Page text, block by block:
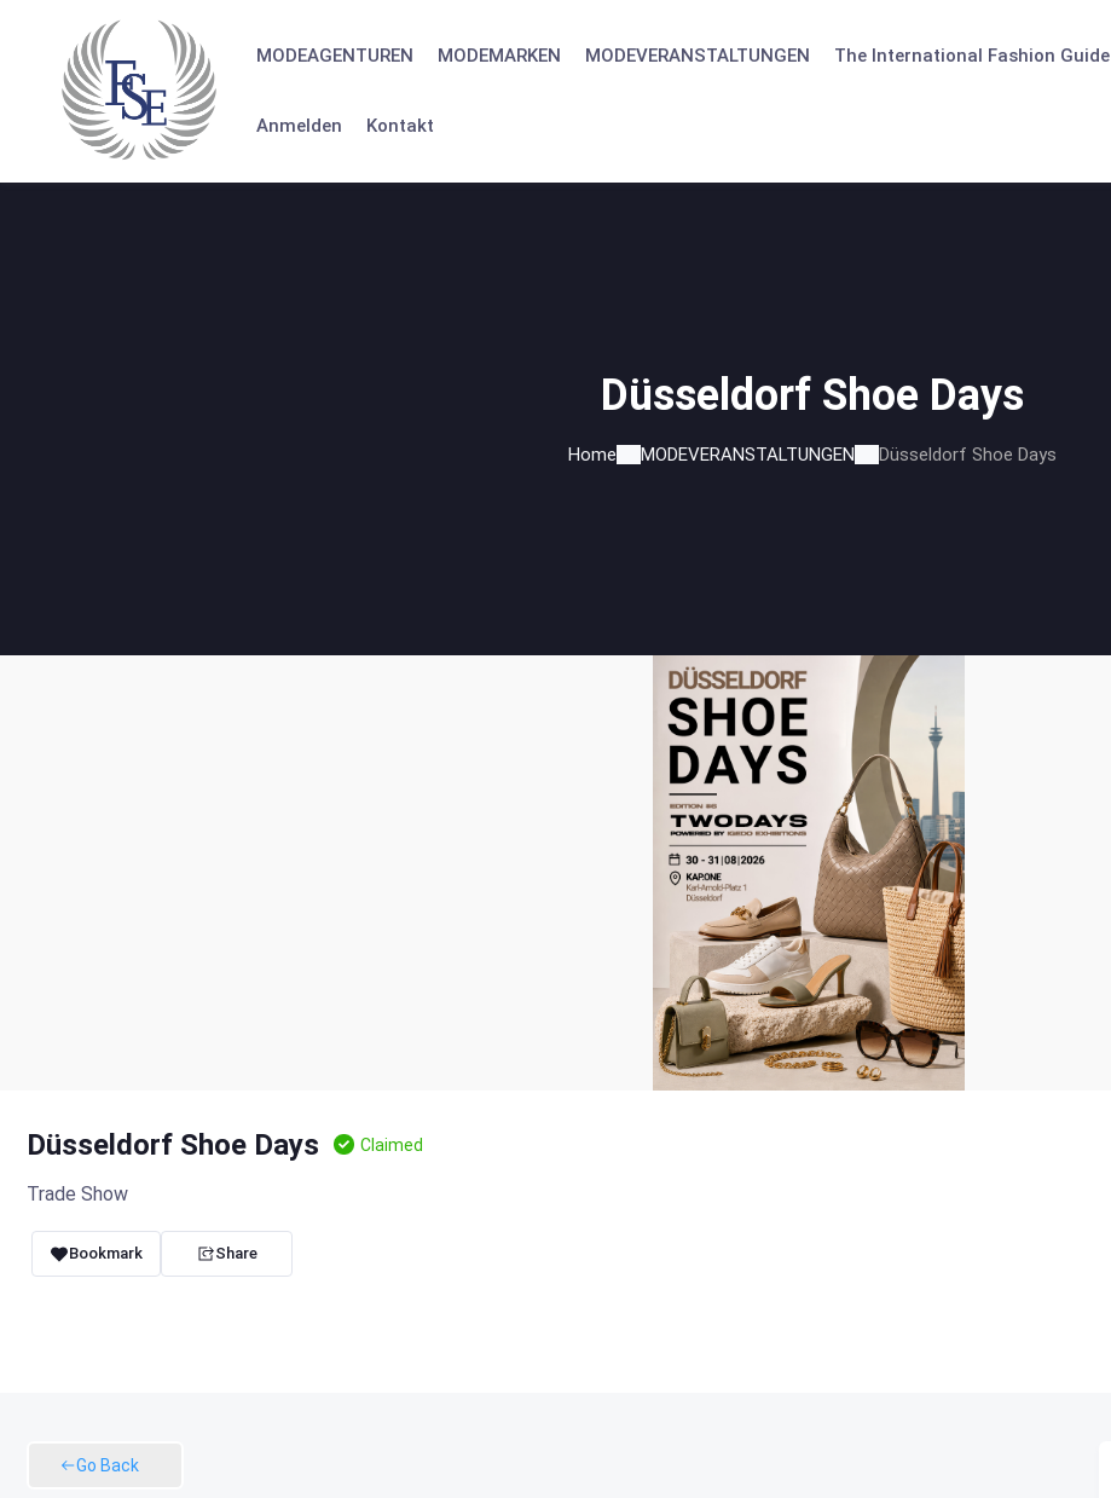
content
MODEAGENTUREN MODEMARKEN MODEVERANSTALTUNGEN The International Fashion Guide
Anmelden Kontakt
Düsseldorf Shoe Days
Home MODEVERANSTALTUNGEN Düsseldorf Shoe Days
Düsseldorf Shoe Days Claimed
Trade Show
Bookmark Share
Go Back